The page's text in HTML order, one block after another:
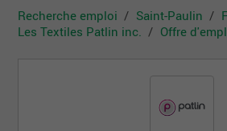
Recherche emploi Saint-Paulin
Les Textiles Patlin inc.
Offre